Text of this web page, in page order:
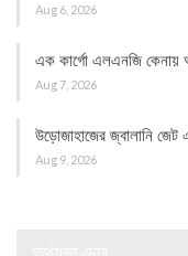
Aug 6, 2026
এক কার্গো এলএনজি কেনায়
Aug 7, 2026
উড়োজাহাজের জ্বালানি
Aug 9, 2026